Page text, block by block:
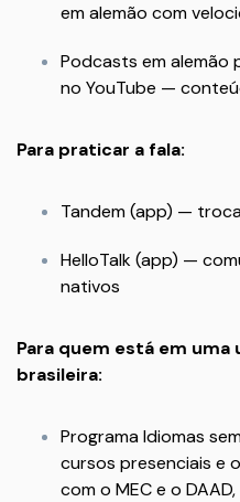
em alemão com
Podcasts em alemão
no YouTube —
Para praticar a fala:
Tandem (app) —
HelloTalk (app) —
nativos
Para quem está em
brasileira:
Programa Idiomas
cursos presenciais e
com o MEC e o